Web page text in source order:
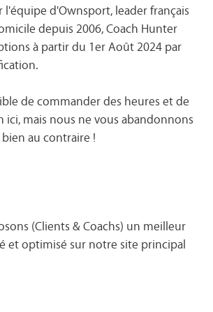
l'équipe d'Ownsport, leader français
depuis 2006, Coach Hunter
à partir du 1er Août 2024 par
de commander des heures et de
ici, mais nous ne vous abandonnons
au contraire !
(Clients & Coachs) un meilleur
et optimisé sur notre site principal